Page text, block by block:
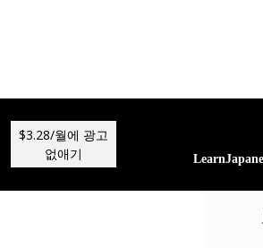
$3.28/월에 광고
없애기